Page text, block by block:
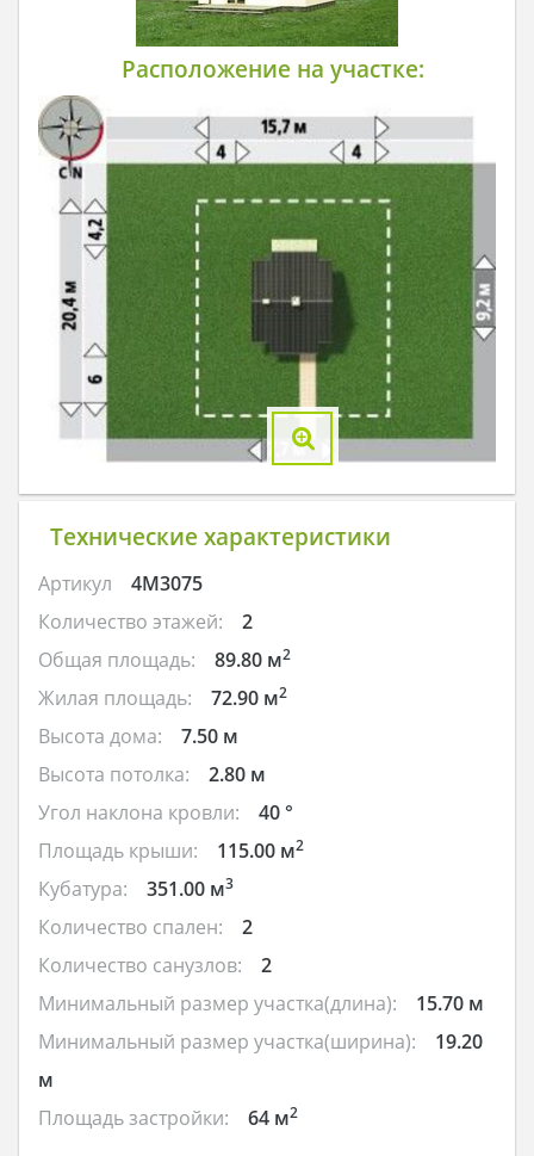
Расположение на участке:
Технические характеристики
Артикул
4M3075
Количество этажей:
2
Общая площадь:
89.80 м2
Жилая площадь: 72.90 м2
Высота дома:
7.50 м
Высота потолка:
2.80 м
Угол наклона кровли:
40 °
Площадь крыши:
115.00 м2
Кубатура: 351.00 м3
Количество спален:
2
Количество санузлов:
2
Минимальный размер участка(длина):
15.70 м
Минимальный размер участка(ширина):
19.20
м
Площадь застройки:
64 м2